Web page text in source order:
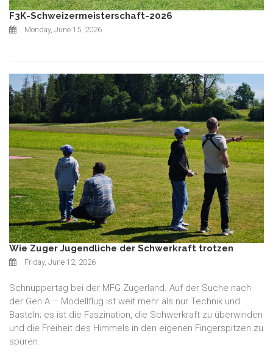
F3K-Schweizermeisterschaft-2026
Monday, June 15, 2026
Wie Zuger Jugendliche der Schwerkraft trotzen
Friday, June 12, 2026
Schnuppertag bei der MFG Zugerland. Auf der Suche nach
der Gen A – Modellflug ist weit mehr als nur Technik und
Basteln; es ist die Faszination, die Schwerkraft zu überwinden
und die Freiheit des Himmels in den eigenen Fingerspitzen zu
spüren.